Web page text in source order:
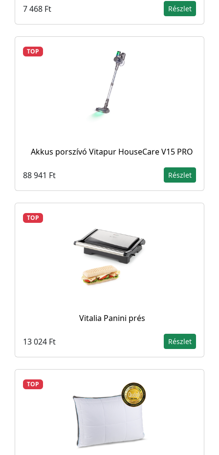
7 468 Ft Részlet
TOP
Akkus porszívó Vitapur HouseCare V15 PRO
88 941 Ft Részlet
TOP
Vitalia Panini prés
13 024 Ft Részlet
TOP